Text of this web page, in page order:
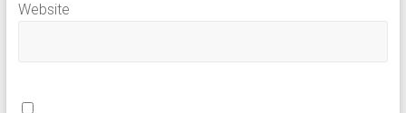
Website